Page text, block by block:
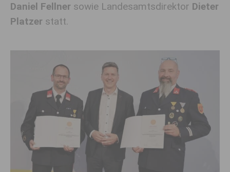
Daniel Fellner sowie Landesamtsdirektor Dieter
Platzer statt.